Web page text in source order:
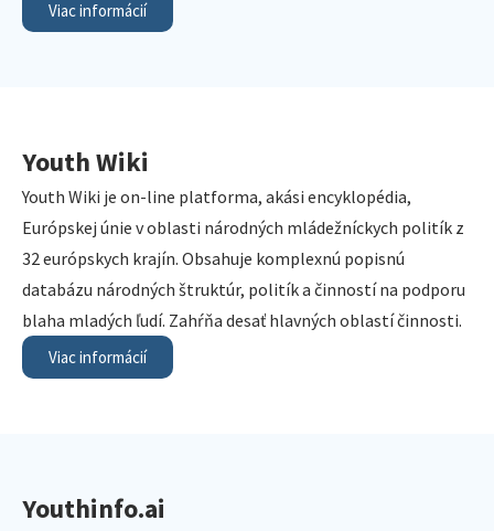
Viac informácií
Youth Wiki
Youth Wiki je on-line platforma, akási encyklopédia,
Európskej únie v oblasti národných mládežníckych politík z
32 európskych krajín. Obsahuje komplexnú popisnú
databázu národných štruktúr, politík a činností na podporu
blaha mladých ľudí. Zahŕňa desať hlavných oblastí činnosti.
Viac informácií
Youthinfo.ai